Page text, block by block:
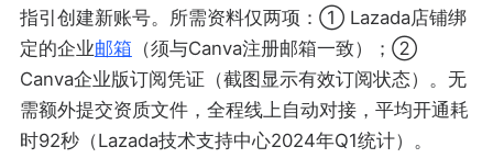
指引创建新账号。所需资料仅两项：① Lazada店铺绑
定的企业邮箱 （须与Canva注册邮箱一致）；②
Canva企业版订阅凭证（截图显示有效订阅状态）。无
需额外提交资质文件，全程线上自动对接，平均开通耗
时92秒（Lazada技术支持中心2024年Q1统计）。